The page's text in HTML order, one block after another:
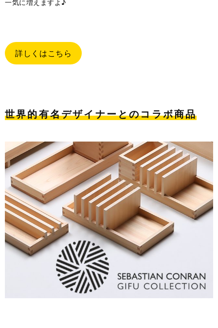
一気に増えますよ♪
詳しくはこちら
世界的有名デザイナーとのコラボ商品